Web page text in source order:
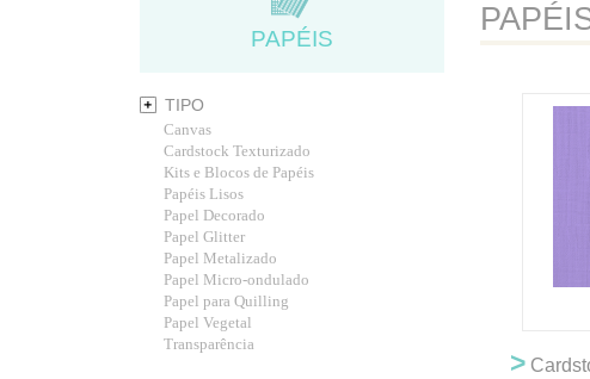
PAPÉIS
TIPO
Canvas
Cardstock Texturizado
Kits e Blocos de Papéis
Papéis Lisos
Papel Decorado
Papel Glitter
Papel Metalizado
Papel Micro-ondulado
Papel para Quilling
Papel Vegetal
Transparência
>